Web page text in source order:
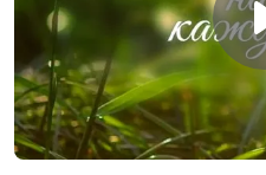
Вера в невидимое
(осень)
Вера в невидимое
(лето)